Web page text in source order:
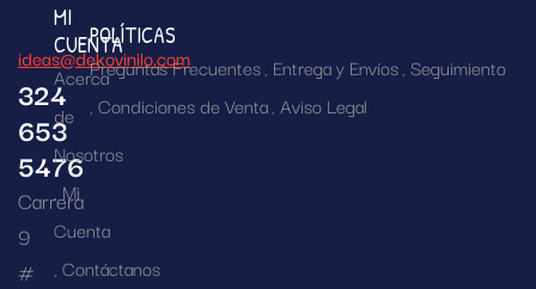
ideas@dekovinilo.com
324
653
5476
Carrera
9
#
MI
CUENTA
Acerca
de
Nosotros
Mi
Cuenta
Contáctanos
POLÍTICAS
Preguntas Frecuentes Entrega y Envíos Seguimiento
Condiciones de Venta Aviso Legal